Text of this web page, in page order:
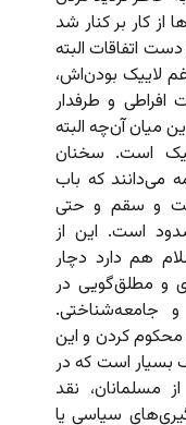
از کار بر کنار شد
دست اتفاقات البته
لاییک بودن‌اش،
افراطی و طرفدار
میان آن‌چه البته
است. سخنان
می‌دانند که باب
و سقم و حتی
است. این از
هم دارد دچار
و مطلق‌گویی در
و جامعه‌شناختی.
کردن و این
بسیار است که در
مسلمانان، نقد
سیاسی یا